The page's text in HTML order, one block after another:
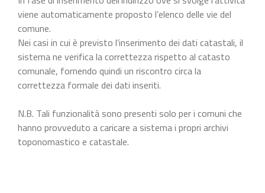
viene automaticamente proposto l’elenco delle vie del
comune.
Nei casi in cui è previsto l’inserimento dei dati catastali, il
sistema ne verifica la correttezza rispetto al catasto
comunale, fornendo quindi un riscontro circa la
correttezza formale dei dati inseriti.
N.B. Tali funzionalità sono presenti solo per i comuni che
hanno provveduto a caricare a sistema i propri archivi
toponomastico e catastale.